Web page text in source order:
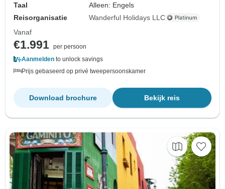
Taal
Alleen: Engels
Reisorganisatie
Wanderful Holidays LLC
Vanaf
€1.991 per persoon
Aanmelden to unlock savings
Prijs gebaseerd op privé tweepersoonskamer
Bekijk reis
Download brochure